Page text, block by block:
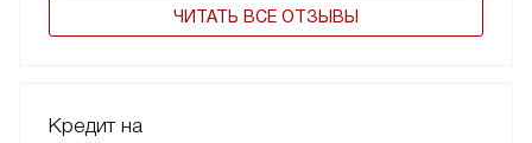
ЧИТАТЬ ВСЕ ОТЗЫВЫ
Кредит на